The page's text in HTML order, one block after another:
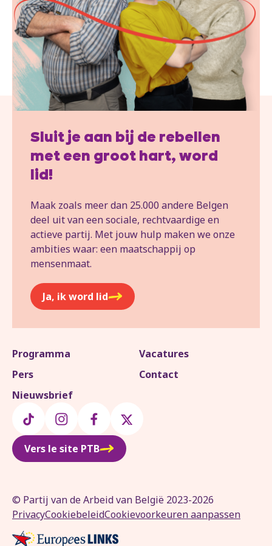
Sluit je aan bij de rebellen
met een groot hart, word
lid!
Maak zoals meer dan 25.000 andere Belgen
deel uit van een sociale, rechtvaardige en
actieve partij. Met jouw hulp maken we onze
ambities waar: een maatschappij op
mensenmaat.
Ja, ik word lid
Programma
Vacatures
Pers
Contact
Nieuwsbrief
Vers le site PTB
© Partij van de Arbeid van België 2023-2026
PrivacyCookiebeleidCookievoorkeuren aanpassen